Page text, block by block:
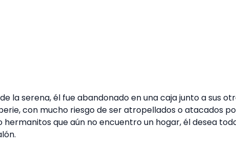
la serena, él fue abandonado en una caja junto a sus
con mucho riesgo de ser atropellados o atacados
que aún no encuentro un hogar, él desea